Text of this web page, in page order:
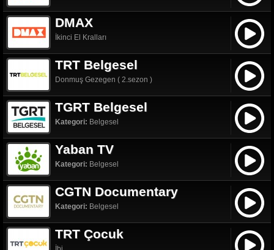
DMAX
İkinci El Kralları
TRT Belgesel
Donmuş Gezegen ( 2.sezon )
TGRT Belgesel
Kategori: Belgesel
Yaban TV
Kategori: Belgesel
CGTN Documentary
Kategori: Belgesel
TRT Çocuk